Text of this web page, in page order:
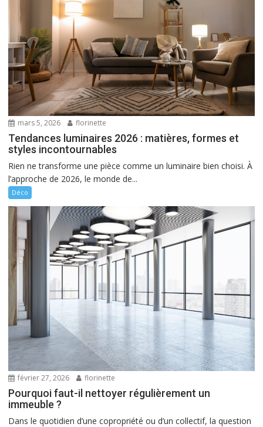
mars 5, 2026 florinette
Tendances luminaires 2026 : matières, formes et
styles incontournables
Rien ne transforme une pièce comme un luminaire bien choisi. À
l’approche de 2026, le monde de...
Déco
février 27, 2026 florinette
Pourquoi faut-il nettoyer régulièrement un
immeuble ?
Dans le quotidien d’une copropriété ou d’un collectif, la question